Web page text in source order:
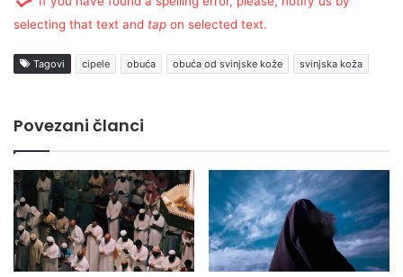
selecting that text and tap on selected text.
Tagovi cipele obuća obuća od svinjske kože svinjska koža
Povezani članci